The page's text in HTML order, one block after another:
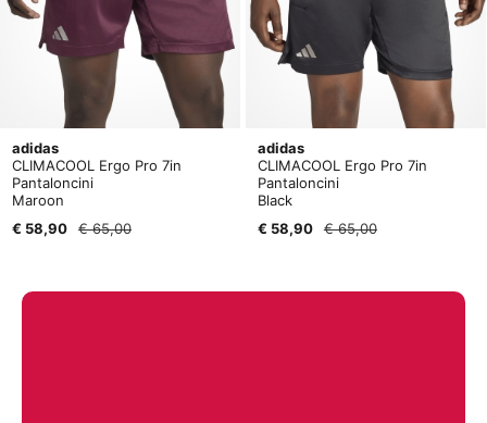
adidas
CLIMACOOL Ergo Pro 7in
Pantaloncini
Maroon
€ 58,90
€ 65,00
adidas
CLIMACOOL Ergo Pro 7in
Pantaloncini
Black
€ 58,90
€ 65,00